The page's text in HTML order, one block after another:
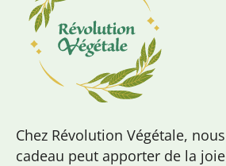
Chez Révolution Végétale,
cadeau peut apporter de la